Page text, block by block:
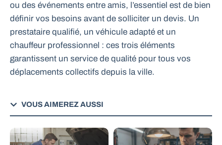
ou des événements entre amis, l’essentiel est de bien
définir vos besoins avant de solliciter un devis. Un
prestataire qualifié, un véhicule adapté et un
chauffeur professionnel : ces trois éléments
garantissent un service de qualité pour tous vos
déplacements collectifs depuis la ville.
VOUS AIMEREZ AUSSI